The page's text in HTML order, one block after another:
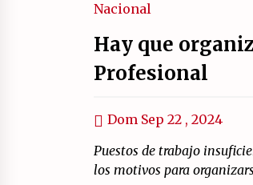
Nacional
Hay que
Profesional
Dom Sep 22 , 2024
Puestos de trabajo
los motivos para